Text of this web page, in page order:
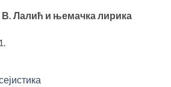
Лалић и њемачка лирика